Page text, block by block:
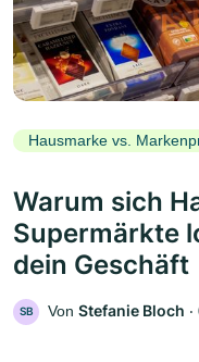
Hausmarke vs.
Warum sich
Supermärkte
dein Geschäft
SB Von Stefanie Bloch ‧